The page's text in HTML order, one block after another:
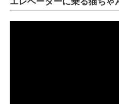
ITの今と未来を見通す